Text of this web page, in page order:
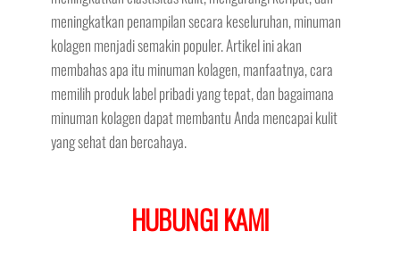
meningkatkan penampilan secara keseluruhan, minuman
kolagen menjadi semakin populer. Artikel ini akan
membahas apa itu minuman kolagen, manfaatnya, cara
memilih produk label pribadi yang tepat, dan bagaimana
minuman kolagen dapat membantu Anda mencapai kulit
yang sehat dan bercahaya.
HUBUNGI KAMI